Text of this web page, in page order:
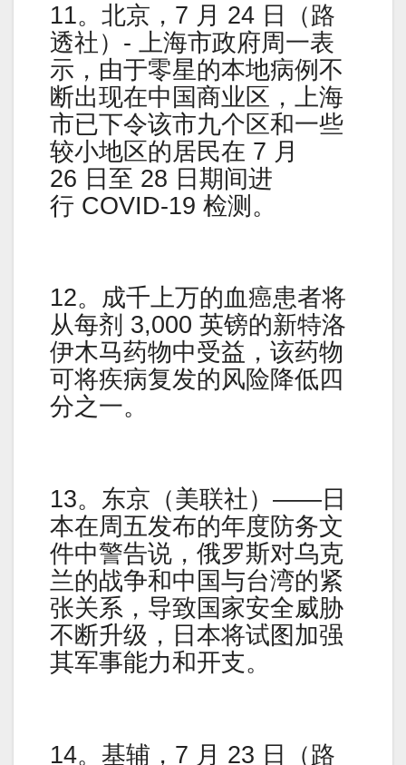
11。北京，7 月 24 日（路
透社）- 上海市政府周一表
示，由于零星的本地病例不
断出现在中国商业区，上海
市已下令该市九个区和一些
较小地区的居民在 7 月
26 日至 28 日期间进
行 COVID-19 检测。
12。成千上万的血癌患者将
从每剂 3,000 英镑的新特洛
伊木马药物中受益，该药物
可将疾病复发的风险降低四
分之一。
13。东京（美联社）——日
本在周五发布的年度防务文
件中警告说，俄罗斯对乌克
兰的战争和中国与台湾的紧
张关系，导致国家安全威胁
不断升级，日本将试图加强
其军事能力和开支。
14。基辅，7 月 23 日（路